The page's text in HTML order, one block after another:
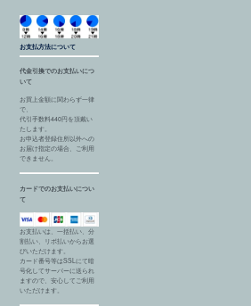
お支払方法について
代金引換でのお支払いにつ
いて
お買上金額に関わらず一律
で、
代引手数料440円を頂戴い
たします。
お申込者登録住所以外への
お届け指定の場合、ご利用
できません。
カードでのお支払いについ
て
お支払いは、一括払い、分
割払い、リボ払いからお選
びいただけます。
カード番号等はSSLにて暗
号化してサーバーに送られ
ますので、安心してご利用
いただけます。